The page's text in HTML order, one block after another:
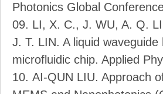
Photonics Global
LI, X. C., J. WU, A. Q.
J. T. LIN. A liquid
microfluidic chip. Applied
AI-QUN LIU. Approach